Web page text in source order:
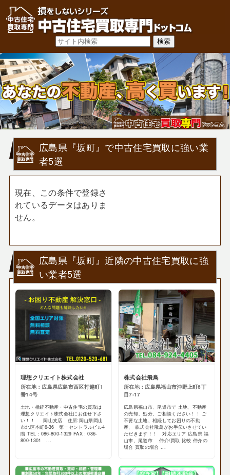
広島県『坂町』で中古住宅買取に強い業
者5選
現在、この条件で登録さ
れているデータはありま
せん。
広島県『坂町』近隣の中古住宅買取に強
い業者5選
理想クリエイト株式会社
所在地：広島県広島市西区打越町1
番14号
土地・相続不動産・中古住宅の買取は
理想クリエイト株式会社にお任せ下さ
い！！ 岡山支店 住所:岡山県岡山
市北区本町6-36 第一セントラルビル4
階 TEL：086-800-1329 FAX：086-
800-1301 ...
株式会社飛鳥
所在地：広島県福山市沖野上町6丁
目7-17
広島県福山市、尾道市で 土地、不動産
の売却、処分、ご相談ください！！ ご
不要な土地、相続してお困りの不動
産、 株式会社飛鳥がお手伝いさせてい
ただきます！！ 対応エリア 広島県 福
山市、尾道市 仲介/買取 比較 仲介の
場合 買取の場合 ...